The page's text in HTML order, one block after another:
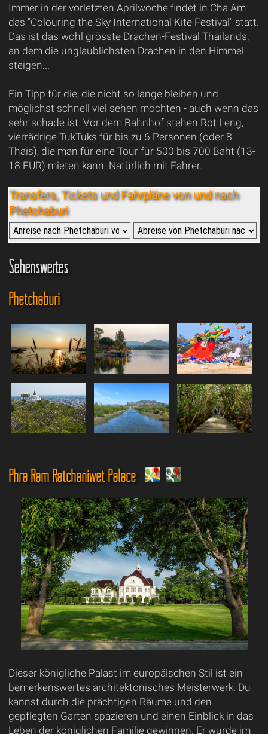
Immer in der vorletzten Aprilwoche findet in Cha Am
das "Colouring the Sky International Kite Festival" statt.
Das ist das wohl grösste Drachen-Festival Thailands,
an dem die unglaublichsten Drachen in den Himmel
steigen...
Ein Tipp für die, die nicht so lange bleiben und
möglichst schnell viel sehen möchten - auch wenn das
sehr schade ist: Vor dem Bahnhof stehen Rot Leng,
vierrädrige TukTuks für bis zu 6 Personen (oder 8
Thais), die man für eine Tour für 500 bis 700 Baht (13-
18 EUR) mieten kann. Natürlich mit Fahrer.
Transfers, Tickets und Fahrpläne von und nach
Phetchaburi
Sehenswertes
Phetchaburi
Phra Ram Ratchaniwet Palace
Dieser königliche Palast im europäischen Stil ist ein
bemerkenswertes architektonisches Meisterwerk. Du
kannst durch die prächtigen Räume und den
gepflegten Garten spazieren und einen Einblick in das
Leben der königlichen Familie gewinnen. Er wurde im